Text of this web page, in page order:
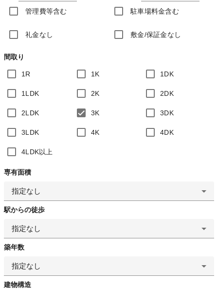
管理費等含む 駐車場料金含む
礼金なし 敷金/保証金なし
間取り
1R 1K 1DK
1LDK 2K 2DK
2LDK 3K 3DK
3LDK 4K 4DK
4LDK以上
専有面積
指定なし
駅からの徒歩
指定なし
築年数
指定なし
建物構造